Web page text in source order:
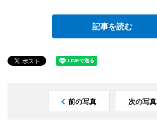
記事を読む
前の写真 次の写真